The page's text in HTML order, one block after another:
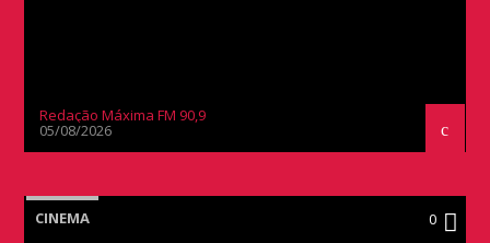
Redação Máxima FM 90,9
05/08/2026
CINEMA 0